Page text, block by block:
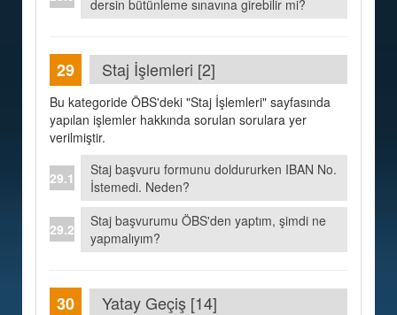
dersin bütünleme sınavına girebilir mi?
Staj İşlemleri [2]
Bu kategoride ÖBS'deki "Staj İşlemleri" sayfasında
yapılan işlemler hakkında sorulan sorulara yer
verilmiştir.
Staj başvuru formunu doldururken IBAN No.
İstemedi. Neden?
Staj başvurumu ÖBS'den yaptım, şimdi ne
yapmalıyım?
Yatay Geçiş [14]